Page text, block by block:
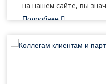
на нашем сайте, вы
Подробнее